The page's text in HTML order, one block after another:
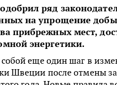
ряд
на упрощение
прибрежных мест,
энергетики.
еще один шаг в
Швеции после отмены